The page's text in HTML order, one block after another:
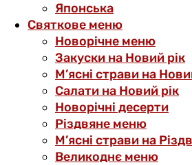
Японська
Святкове меню
Новорічне меню
Закуски на Новий рік
М’ясні страви на
Салати на Новий рік
Новорічні десерти
Різдвяне меню
М’ясні страви на
Великоднє меню